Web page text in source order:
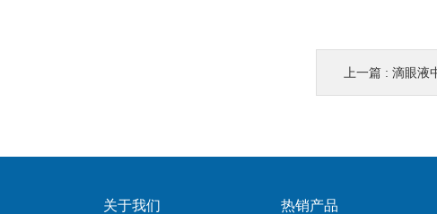
上一篇 : 滴眼液
关于我们 热销产品